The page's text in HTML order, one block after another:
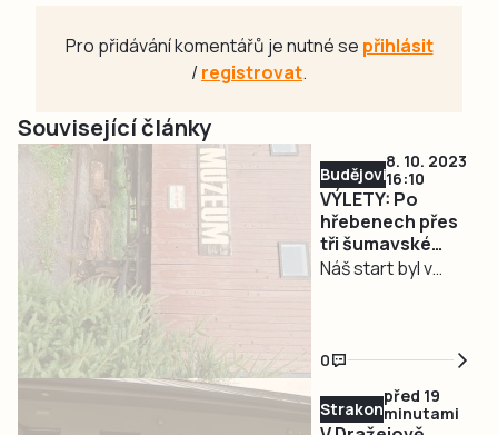
Pro přidávání komentářů je nutné se přihlásit
/registrovat.
Související články
Budějovicko
8. 10. 2023
16:10
VÝLETY: Po
hřebenech přes
tři šumavské
vrcholy až k
Náš start byl v
Prakticky to
znamenalo, že
jsme z domova
vyjížděli jedno
0
Strakonicko
před 19
minutami